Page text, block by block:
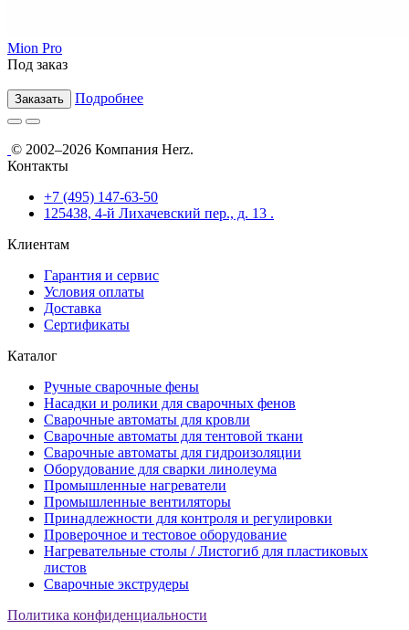
Mion Pro
Под заказ
Заказать Подробнее
© 2002–2026 Компания Herz.
Контакты
+7 (495) 147-63-50
125438, 4-й Лихачевский пер., д. 13 .
Клиентам
Гарантия и сервис
Условия оплаты
Доставка
Сертификаты
Каталог
Ручные сварочные фены
Насадки и ролики для сварочных фенов
Сварочные автоматы для кровли
Сварочные автоматы для тентовой ткани
Сварочные автоматы для гидроизоляции
Оборудование для сварки линолеума
Промышленные нагреватели
Промышленные вентиляторы
Принадлежности для контроля и регулировки
Проверочное и тестовое оборудование
Нагревательные столы / Листогиб для пластиковых
листов
Сварочные экструдеры
Политика конфиденциальности